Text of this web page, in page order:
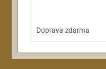
Doprava zdarma